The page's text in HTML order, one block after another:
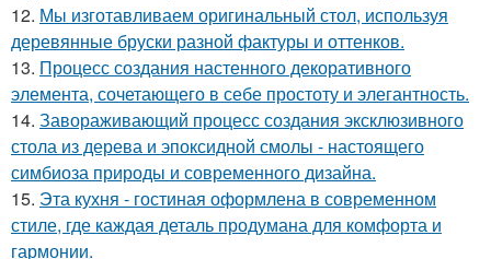
12. Мы изготавливаем оригинальный стол, используя
деревянные бруски разной фактуры и оттенков.
13. Процесс создания настенного декоративного
элемента, сочетающего в себе простоту и элегантность.
14. Завораживающий процесс создания эксклюзивного
стола из дерева и эпоксидной смолы - настоящего
симбиоза природы и современного дизайна.
15. Эта кухня - гостиная оформлена в современном
стиле, где каждая деталь продумана для комфорта и
гармонии.